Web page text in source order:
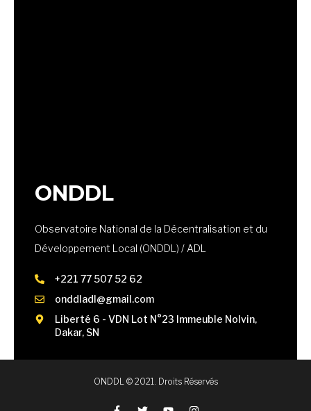
ONDDL
Observatoire National de la Décentralisation et du
Développement Local (ONDDL) / ADL
+221 77 507 52 62
onddladl@gmail.com
Liberté 6 - VDN Lot N°23 Immeuble Nolvin,
Dakar, SN
ONDDL © 2021. Droits Réservés